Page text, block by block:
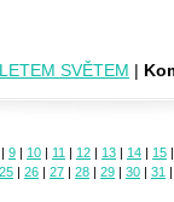
LETEM SVĚTEM |
| 9 | 10 | 11 | 12 | 13 | 14 | 15 |
25 | 26 | 27 | 28 | 29 | 30 | 31 |